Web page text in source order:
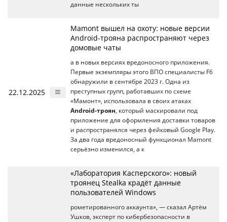
данные нескольких ты
22.12.2025
Mamont вышел на охоту: новые версии
Android-трояна распространяют через
домовые чаты
а в новых версиях вредоносного приложения.
Первые экземпляры этого ВПО специалисты F6
обнаружили в сентябре 2023 г. Одна из
преступных групп, работавших по схеме
«Мамонт», использовала в своих атаках
Android-троян, который маскировали под
приложение для оформления доставки товаров
и распространялся через фейковый Google Play.
За два года вредоносный функционал Mamont
серьёзно изменился, а к
«Лаборатория Касперского»: новый
троянец Stealka крадёт данные
пользователей Windows
рометированного аккаунта», — сказал Артём
Ушков, эксперт по кибербезопасности в